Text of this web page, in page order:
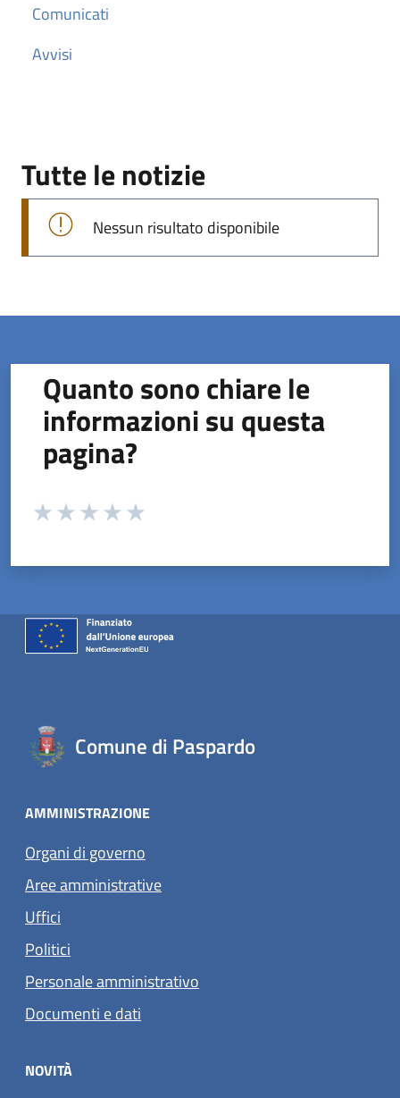
Comunicati
Avvisi
Tutte le notizie
Nessun risultato disponibile
Quanto sono chiare le
informazioni su questa
pagina?
Valuta da 1 a 5 stelle la pagina
Comune di Paspardo
AMMINISTRAZIONE
Organi di governo
Aree amministrative
Uffici
Politici
Personale amministrativo
Documenti e dati
NOVITÀ